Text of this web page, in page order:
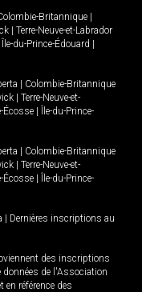
Britannique
Terre-Neuve-et-Labrador
Île-du-Prince-Édouard
Colombie-Britannique
Terre-Neuve-et-
Écosse
Île-du-Prince-
Colombie-Britannique
Terre-Neuve-et-
Écosse
Île-du-Prince-
Dernières inscriptions au
des inscriptions
de l'Association
référence des